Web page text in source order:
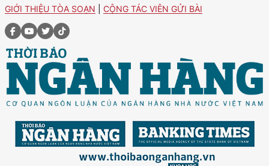
GIỚI THIỆU TÒA SOẠN
CỘNG TÁC VIÊN GỬI BÀI